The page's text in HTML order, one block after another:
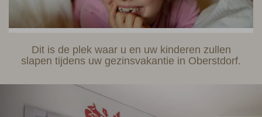
Dit is de plek waar u en uw kinderen zullen
slapen tijdens uw gezinsvakantie in Oberstdorf.